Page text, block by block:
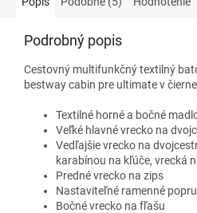
Podrobný popis
Cestovný multifunkčný textilný
bestway cabin pre ultimate v
Textilné horné a bočné
Veľké hlavné vrecko na
Vedľajšie vrecko na
karabínou na kľúče, vrecká
Predné vrecko na zips
Nastaviteľné ramenné
Bočné vrecko na fľašu